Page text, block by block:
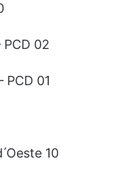
02
PCD 01
́Oeste 10